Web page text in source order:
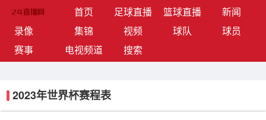
首页(current)足球直播 篮球直播
新闻
录像
集锦 视频 球队
球员
赛事
电视频道 搜索
2023年世界杯赛程表